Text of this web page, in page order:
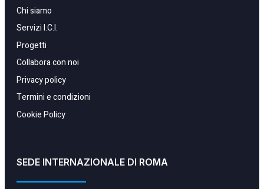
Chi siamo
Servizi I.C.I.
Progetti
Collabora con noi
Privacy policy
Termini e condizioni
Cookie Policy
SEDE INTERNAZIONALE DI ROMA